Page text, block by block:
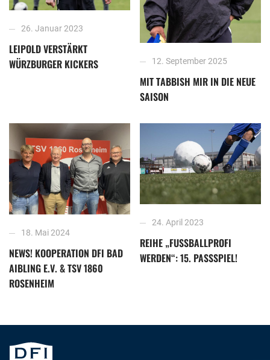
26. Januar 2023
LEIPOLD VERSTÄRKT
WÜRZBURGER KICKERS
12. September 2025
MIT TABBISH MIR IN DIE NEUE
SAISON
18. Mai 2024
NEWS! KOOPERATION DFI BAD
AIBLING E.V. & TSV 1860
ROSENHEIM
24. April 2023
REIHE „FUSSBALLPROFI W
ERDEN“: 15. PASSSPIEL!